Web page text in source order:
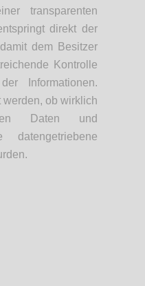
transparenten
direkt der
dem Besitzer
Kontrolle
Informationen.
ob wirklich
Daten und
datengetriebene